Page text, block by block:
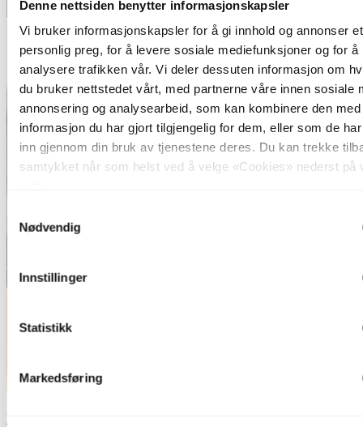
Denne nettsiden benytter informasjonskapsler
Vi bruker informasjonskapsler for å gi innhold og annonser et
personlig preg, for å levere sosiale mediefunksjoner og for å
analysere trafikken vår. Vi deler dessuten informasjon om
du bruker nettstedet vårt, med partnerne våre innen sosiale
annonsering og analysearbeid, som kan kombinere den med
informasjon du har gjort tilgjengelig for dem, eller som de
inn gjennom din bruk av tjenestene deres. Du kan trekke
samtykket når som helst ved å velge «Cookies» nederst på
Nødvendig
Innstillinger
Statistikk
Markedsføring
Legg til ønskeliste
Lagertømming